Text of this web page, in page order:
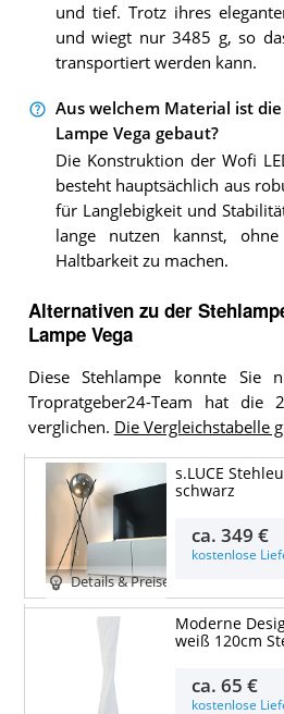
und tief. Trotz ihres
und wiegt nur 3485 g, so
transportiert werden kann.
Aus welchem Material ist
Lampe Vega gebaut?
Die Konstruktion der Wofi
besteht hauptsächlich aus
für Langlebigkeit und
lange nutzen kannst,
Haltbarkeit zu machen.
Alternativen zu der
Lampe Vega
Diese Stehlampe konnte Sie
Tropratgeber24-Team hat die
verglichen. Die Vergleichstabelle
Details & Preise
s.LUCE
schwarz
ca.349 €
kostenlose
Moderne
weiß 120cm
ca.65 €
kostenlose